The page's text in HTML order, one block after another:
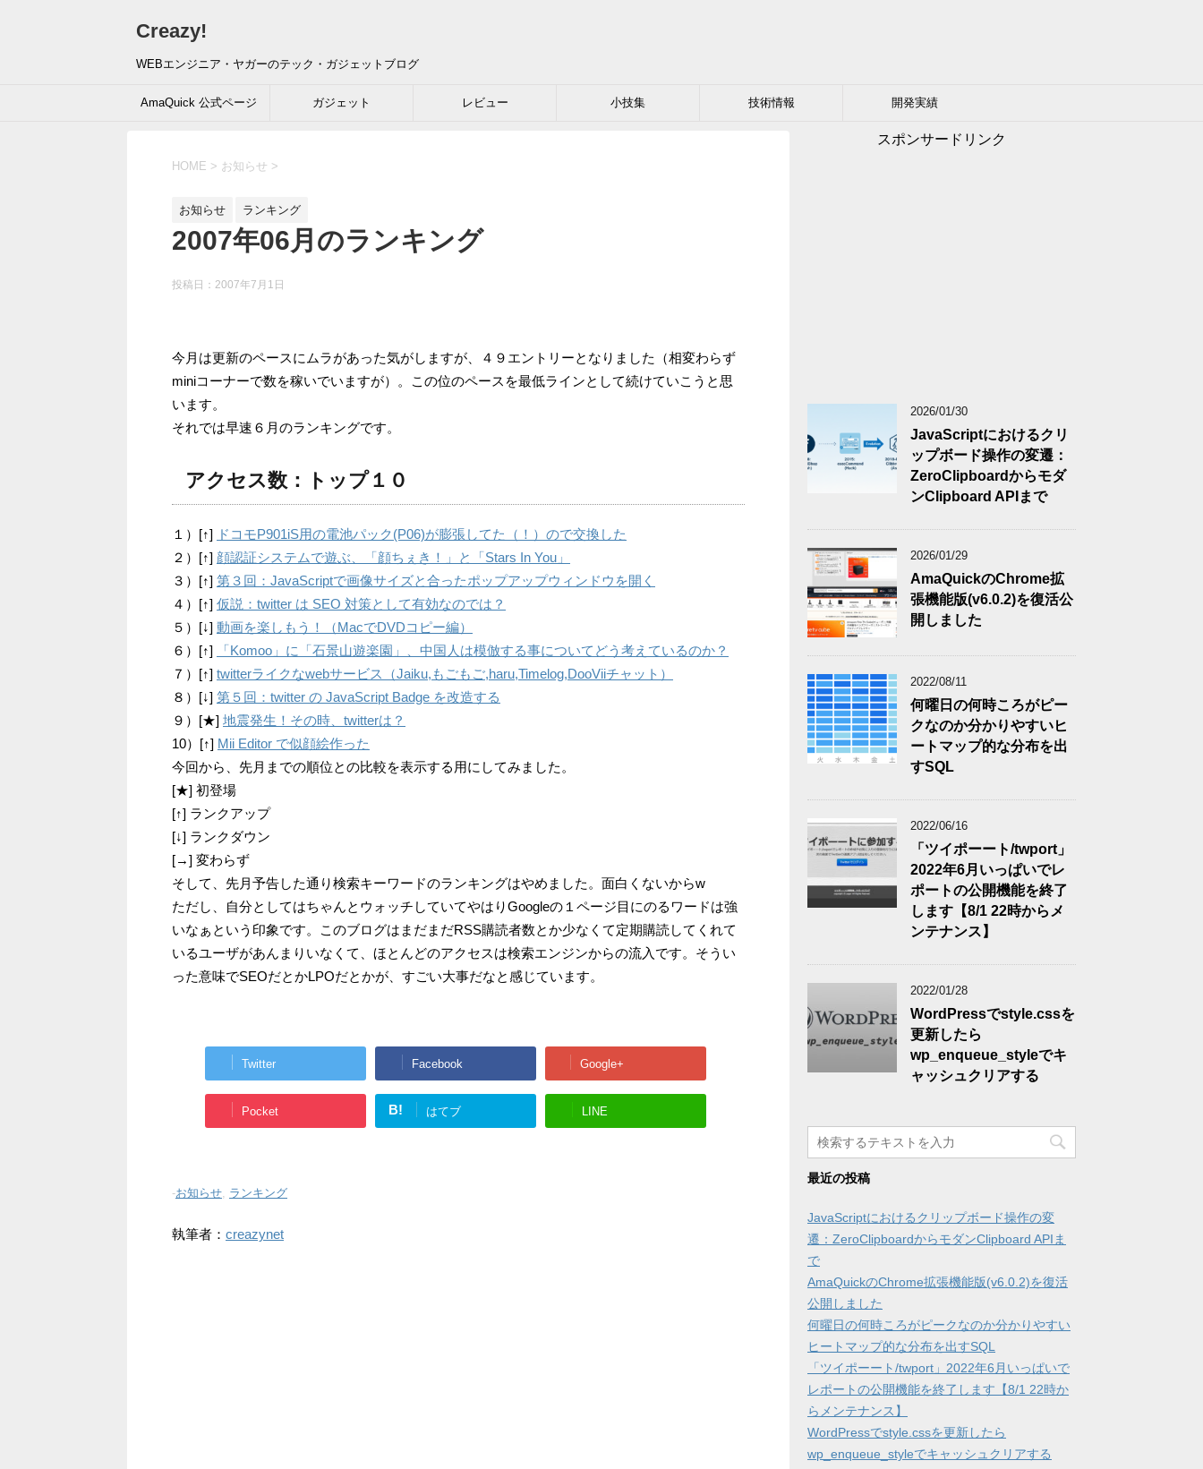
Creazy!
WEBエンジニア・ヤガーのテック・ガジェットブログ
AmaQuick 公式ページ ガジェット レビュー 小技集 技術情報 開発実績
HOME > お知らせ >
お知らせ ランキング
2007年06月のランキング
投稿日： 2007年7月1日
今月は更新のペースにムラがあった気がしますが、４９エントリーとなりました（相変わらず
miniコーナーで数を稼いでいますが）。この位のペースを最低ラインとして続けていこうと思
います。
それでは早速６月のランキングです。
アクセス数：トップ１０
１）[↑] ドコモP901iS用の電池パック(P06)が膨張してた（！）ので交換した
２）[↑] 顔認証システムで遊ぶ、「顔ちぇき！」と「Stars In You」
３）[↑] 第３回：JavaScriptで画像サイズと合ったポップアップウィンドウを開く
４）[↑] 仮説：twitter は SEO 対策として有効なのでは？
５）[↓] 動画を楽しもう！（MacでDVDコピー編）
６）[↑]
「Komoo」に「石景山遊楽園」、中国人は模倣する事についてどう考えているのか？
７）[↑] twitterライクなwebサービス（Jaiku,もごもご,haru,Timelog,DooViiチャット）
８）[↓] 第５回：twitter の JavaScript Badge を改造する
９）[★] 地震発生！その時、twitterは？
10）[↑] Mii Editor で似顔絵作った
今回から、先月までの順位との比較を表示する用にしてみました。
[★] 初登場
[↑] ランクアップ
[↓] ランクダウン
[→] 変わらず
そして、先月予告した通り検索キーワードのランキングはやめました。面白くないからw
ただし、自分としてはちゃんとウォッチしていてやはりGoogleの１ページ目にのるワードは強
いなぁという印象です。このブログはまだまだRSS購読者数とか少なくて定期購読してくれて
いるユーザがあんまりいなくて、ほとんどのアクセスは検索エンジンからの流入です。そうい
った意味でSEOだとかLPOだとかが、すごい大事だなと感じています。
Twitter Facebook Google+
Pocket B! はてブ LINE
-お知らせ, ランキング
執筆者： creazynet
スポンサードリンク
2026/01/30
JavaScriptにおけるクリ
ップボード操作の変遷：
ZeroClipboardからモダ
ンClipboard APIまで
2026/01/29
AmaQuickのChrome拡
張機能版(v6.0.2)を復活公
開しました
2022/08/11
何曜日の何時ころがピー
クなのか分かりやすいヒ
ートマップ的な分布を出
すSQL
2022/06/16
「ツイポーート/twport」
2022年6月いっぱいでレ
ポートの公開機能を終了
します【8/1 22時からメ
ンテナンス】
2022/01/28
WordPressでstyle.cssを
更新したら
wp_enqueue_styleでキ
ャッシュクリアする
最近の投稿
JavaScriptにおけるクリップボード操作の変
遷：ZeroClipboardからモダンClipboard APIま
で
AmaQuickのChrome拡張機能版(v6.0.2)を復活
公開しました
何曜日の何時ころがピークなのか分かりやすい
ヒートマップ的な分布を出すSQL
「ツイポーート/twport」2022年6月いっぱいで
レポートの公開機能を終了します【8/1 22時か
らメンテナンス】
WordPressでstyle.cssを更新したら
wp_enqueue_styleでキャッシュクリアする